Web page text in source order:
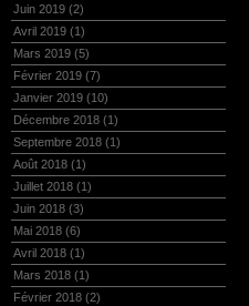
Juin 2019 (2)
Avril 2019 (1)
Mars 2019 (5)
Février 2019 (7)
Janvier 2019 (10)
Décembre 2018 (1)
Septembre 2018 (1)
Août 2018 (1)
Juillet 2018 (1)
Juin 2018 (3)
Mai 2018 (6)
Avril 2018 (1)
Mars 2018 (1)
Février 2018 (2)